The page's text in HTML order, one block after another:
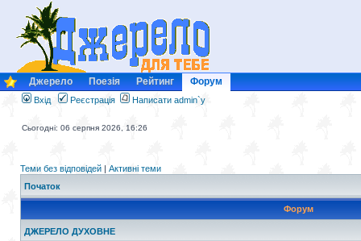
Джерело Поезія Рейтинг Форум
Вхід Реєстрація Написати admin`у
Сьогодні: 06 серпня 2026, 16:26
Теми без відповідей | Активні теми
Початок
Форум
ДЖЕРЕЛО ДУХОВНЕ